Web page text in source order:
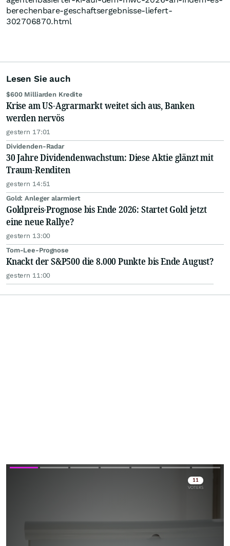
berechenbare-geschaftsergebnisse-liefert-
302706870.html
Lesen Sie auch
$600 Milliarden Kredite
Krise am US-Agrarmarkt weitet sich aus, Banken
werden nervös
gestern 17:01
Dividenden-Radar
30 Jahre Dividendenwachstum: Diese Aktie glänzt mit
Traum-Renditen
gestern 14:51
Gold: Anleger alarmiert
Goldpreis-Prognose bis Ende 2026: Startet Gold jetzt
eine neue Rallye?
gestern 13:00
Tom-Lee-Prognose
Knackt der S&P500 die 8.000 Punkte bis Ende August?
gestern 11:00